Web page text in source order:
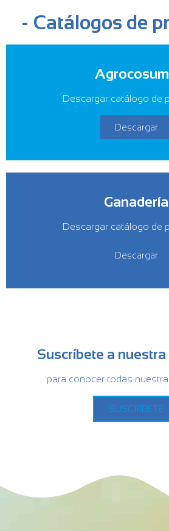
- Catálogos de
Descargar catálogo de
Descargar
Ganadería
Descargar catálogo de
Descargar
Suscríbete a
para conocer todas
SUSCRÍBETE